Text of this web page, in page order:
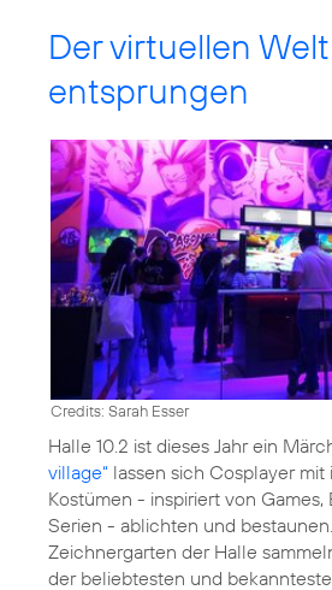
Der virtuellen Welt
entsprungen
Credits: Sarah Esser
Halle 10.2 ist dieses Jahr ein
village“ lassen sich Cosplayer
Kostümen - inspiriert von
Serien - ablichten und
Zeichnergarten der Halle
der beliebtesten und